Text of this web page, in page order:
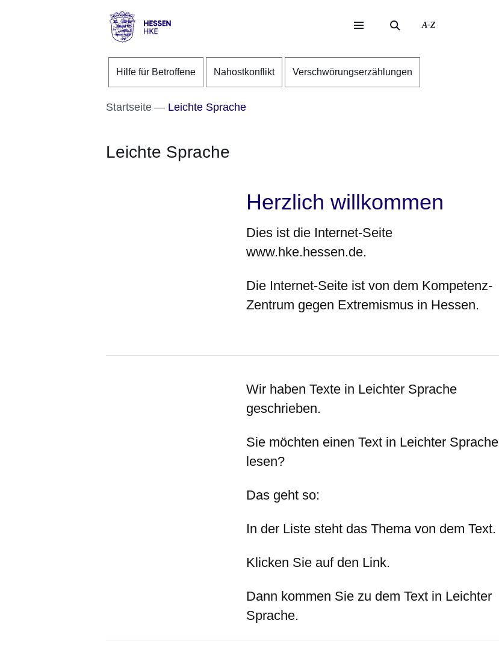
Direkt zum Kopf der Seite
Direkt zum Inhalt
Direkt zum Fuß der Seite
HKE
A-Z
Hilfe für Betroffene Nahostkonflikt Verschwörungserzählungen
Startseite Leichte Sprache
Leichte Sprache
Herzlich willkommen
Dies ist die Internet-Seite
www.hke.hessen.de.
Die Internet-Seite ist von dem Kompetenz-
Zentrum gegen Extremismus in Hessen.
Wir haben Texte in Leichter Sprache
geschrieben.
Sie möchten einen Text in Leichter Sprache
lesen?
Das geht so:
In der Liste steht das Thema von dem Text.
Klicken Sie auf den Link.
Dann kommen Sie zu dem Text in Leichter
Sprache.